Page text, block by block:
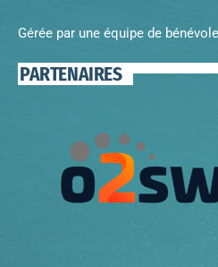
Gérée par une équipe de
PARTENAIRES